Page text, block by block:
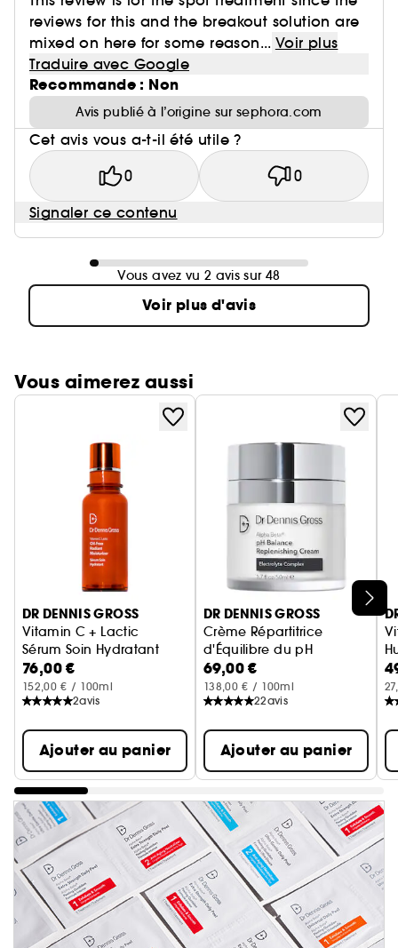
reviews for this and the breakout solution are
mixed on here for some reason... Voir plus
Traduire avec Google
Recommande : Non
Avis publié à l’origine sur sephora.com
Cet avis vous a-t-il été utile ?
0 0
Signaler ce contenu
Vous avez vu 2 avis sur 48
Voir plus d'avis
Vous aimerez aussi
Ignorer le carrousel produits
DR DENNIS GROSS
Vitamin C + Lactic
Sérum Soin Hydratant
76,00 €
152,00 € / 100ml
2avis
Ajouter au panier
DR DENNIS GROSS
Crème Répartitrice
d'Équilibre du pH
Hydratante
69,00 €
138,00 € / 100ml
22avis
Ajouter au panier